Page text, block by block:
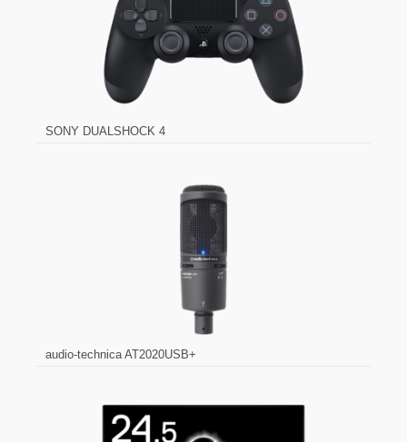
SONY DUALSHOCK 4
audio-technica AT2020USB+